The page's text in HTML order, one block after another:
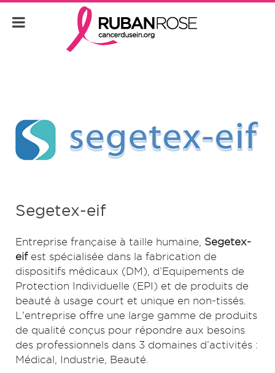
Segetex-eif
Entreprise française à taille humaine, Segetex-
eifest spécialisée dans la fabrication de
dispositifs médicaux (DM), d’Equipements de
Protection Individuelle (EPI) et de produits de
beauté à usage court et unique en non-tissés.​
L'entreprise offre une large gamme de produits
de qualité conçus pour répondre aux besoins
des professionnels dans 3 domaines d’activités :
Médical, Industrie, Beauté. ​​